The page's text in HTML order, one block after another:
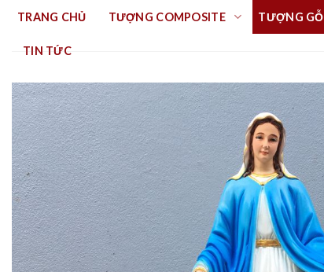
Skip
content
TRANG CHỦ TƯỢNG COMPOSITE TƯỢNG GỖ
TIN TỨC